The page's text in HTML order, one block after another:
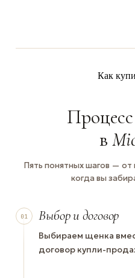
Как
в
Пять понятных шагов —
когда вы
01 Выбор и договор
Выбираем щенка
договор купли-